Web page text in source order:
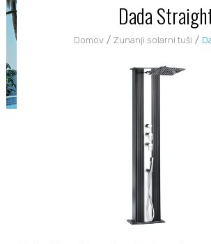
Dada
Domov / Zunanji solarni tuši /